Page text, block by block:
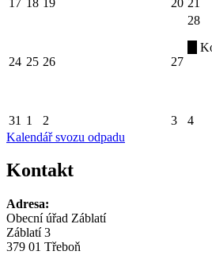
24 25 26 27
28
31 1 2 3 4
Kalendář svozu odpadu
Kontakt
Adresa:
Obecní úřad Záblatí
Záblatí 3
379 01 Třeboň